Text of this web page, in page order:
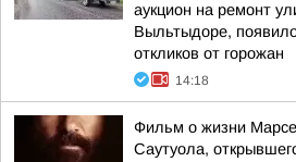
аукцион на ремонт
Выльтыдоре,
откликов от горожан
14:18
Фильм о жизни
Саутуола,